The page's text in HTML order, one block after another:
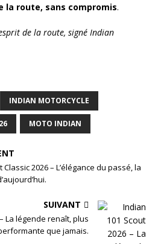
la route, sans compromis.
de la route, signé Indian
INDIAN MOTORCYCLE
MOTO INDIAN
2026 – L’élégance du passé, la
SUIVANT
La légende renaît, plus
que jamais.